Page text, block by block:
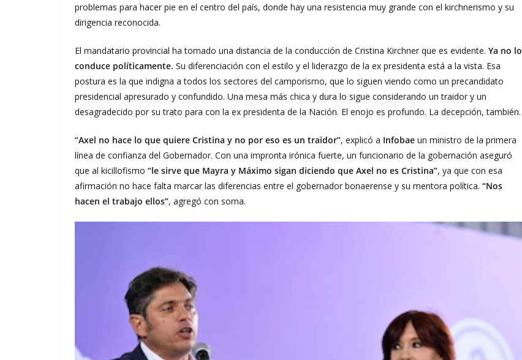
problemas para hacer pie en el centro del país, donde hay una resistencia muy grande con el kirchnerismo y su
dirigencia reconocida.
El mandatario provincial ha tomado una distancia de la conducción de Cristina Kirchner que es evidente. Ya no lo
conduce políticamente. Su diferenciación con el estilo y el liderazgo de la ex presidenta está a la vista. Esa
postura es la que indigna a todos los sectores del camporismo, que lo siguen viendo como un precandidato
presidencial apresurado y confundido. Una mesa más chica y dura lo sigue considerando un traidor y un
desagradecido por su trato para con la ex presidenta de la Nación. El enojo es profundo. La decepción, también.
“Axel no hace lo que quiere Cristina y no por eso es un traidor”, explicó a Infobae un ministro de la primera
línea de confianza del Gobernador. Con una impronta irónica fuerte, un funcionario de la gobernación aseguró
que al kicillofismo “le sirve que Mayra y Máximo sigan diciendo que Axel no es Cristina”, ya que con esa
afirmación no hace falta marcar las diferencias entre el gobernador bonaerense y su mentora política. “Nos
hacen el trabajo ellos”, agregó con sorna.